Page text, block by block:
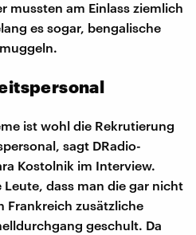
mussten am Einlass ziemlich
es sogar, bengalische
ist wohl die Rekrutierung
sagt DRadio-
Kostolnik im Interview.
dass man die gar nicht
Frankreich zusätzliche
geschult. Da